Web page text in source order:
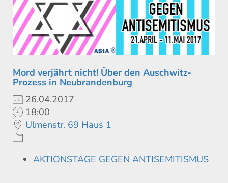
Mord verjährt nicht! Über den Auschwitz-
Prozess in Neubrandenburg
26.04.2017
18:00
Ulmenstr. 69 Haus 1
AKTIONSTAGE GEGEN ANTISEMITISMUS